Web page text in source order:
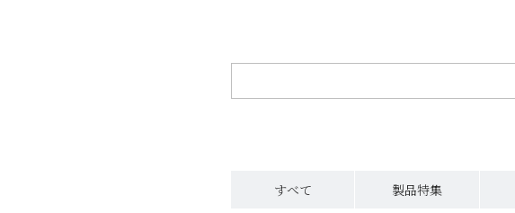
すべて 製品特集